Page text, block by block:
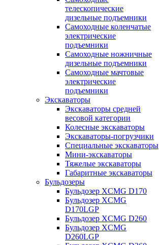
телескопические
дизельные подъемники
Самоходные коленчатые
электрические
подъемники
Самоходные ножничные
дизельные подъемники
Самоходные мачтовые
электрические
подъемники
Экскаваторы
Экскаваторы средней
весовой категории
Колесные экскаваторы
Экскаваторы-погрузчики
Специальные экскаваторы
Мини-экскаваторы
Тяжелые экскаваторы
Габаритные экскаваторы
Бульдозеры
Бульдозер XCMG D170
Бульдозер XCMG
D170LGP
Бульдозер XCMG D260
Бульдозер XCMG
D260LGP